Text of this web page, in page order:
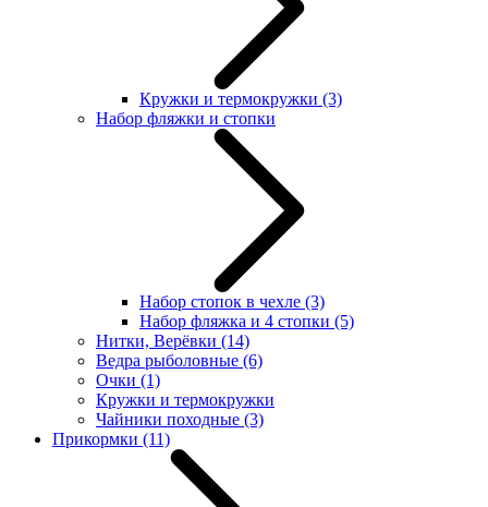
Кружки и термокружки (3)
Набор фляжки и стопки
Набор стопок в чехле (3)
Набор фляжка и 4 стопки (5)
Нитки, Верёвки (14)
Ведра рыболовные (6)
Очки (1)
Кружки и термокружки
Чайники походные (3)
Прикормки (11)